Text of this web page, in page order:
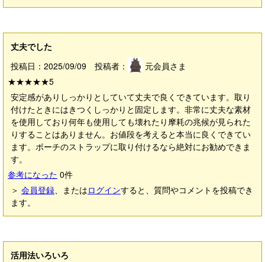
丈夫でした
投稿日：2025/09/09 投稿者：
元会員さま
★★★★★5
安定感がありしっかりとしていて丈夫で良くできています。取り
付けたときにはきつくしっかりと固定します。非常に丈夫な素材
を使用しており何年も使用しても壊れたり摩耗の兆候が見られた
りすることはありません。お値段を考えると本当に良くできてい
ます。ポーチのストラップに取り付けるなら絶対にお勧めできま
す。
参考になった 0件
＞ 会員登録、またはログインすると、質問やコメントを投稿でき
ます。
活用法いろいろ